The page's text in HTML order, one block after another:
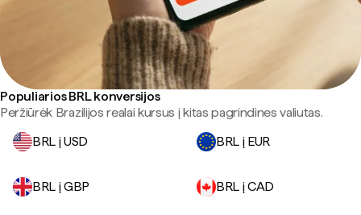
Populiarios BRL konversijos
Peržiūrėk Brazilijos realai kursus į kitas pagrindines valiutas.
BRL į USD
BRL į EUR
BRL į GBP BRL į CAD